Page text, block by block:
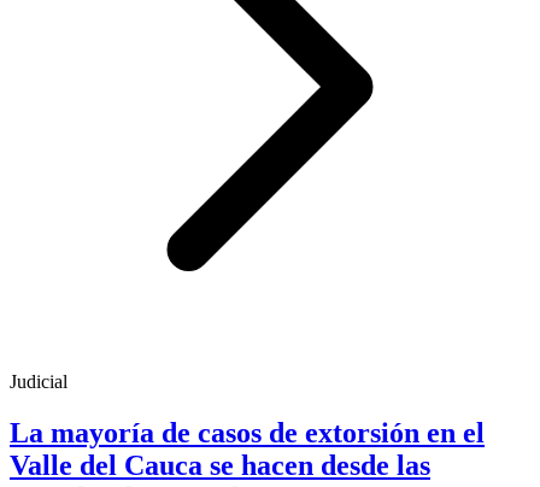
Judicial
La mayoría de casos de extorsión en el
Valle del Cauca se hacen desde las